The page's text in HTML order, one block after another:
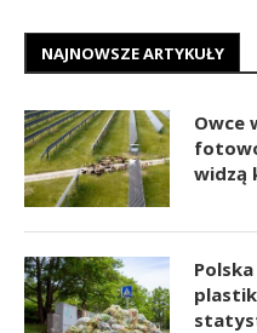
NAJNOWSZE ARTYKUŁY
Owce
widzą